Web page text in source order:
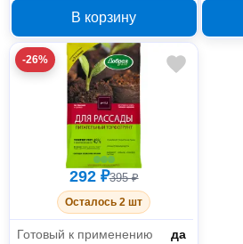
В корзину
-26%
292 ₽395 ₽
Осталось 2 шт
Готовый к применению
да